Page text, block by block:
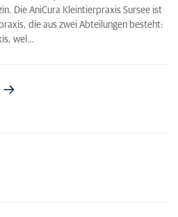
Die AniCura Kleintierpraxis Sursee ist
die aus zwei Abteilungen besteht:
wel…